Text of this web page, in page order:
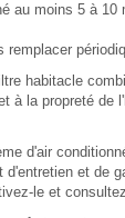
au moins 5 à
habitacle
à la propreté
d'air
et de
le et